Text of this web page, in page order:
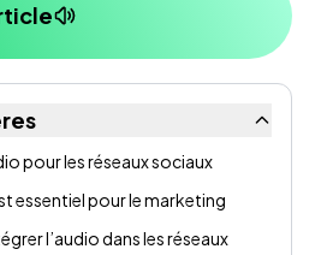
pour les réseaux sociaux
essentiel pour le marketing
l’audio dans les réseaux